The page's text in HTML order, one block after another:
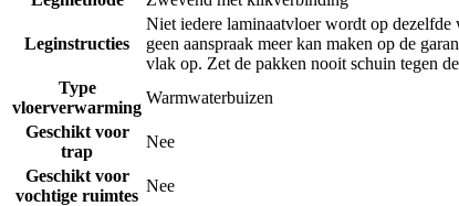
Leginstructies
Niet iedere laminaatvloer wordt op
geen aanspraak meer kan maken op de
vlak op. Zet de pakken nooit schuin tegen
Type
vloerverwarming
Warmwaterbuizen
Geschikt voor
trap
Nee
Geschikt voor
vochtige ruimtes
Nee